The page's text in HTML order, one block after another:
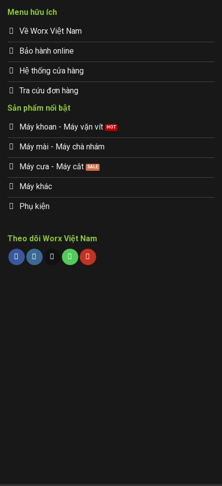
Menu hữu ích
Về Worx Việt Nam
Bảo hành online
Hệ thống cửa hàng
Tra cứu đơn hàng
Sản phẩm nổi bật
Máy khoan - Máy vặn vít
Máy mài - Máy chà nhám
Máy cưa - Máy cắt
Máy khác
Phụ kiện
Theo dõi Worx Việt Nam